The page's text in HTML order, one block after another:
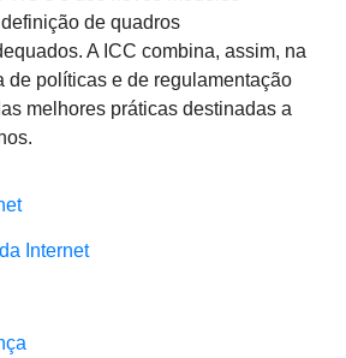
de quadros
A ICC combina, assim, na
de políticas e de regulamentação
melhores práticas destinadas a
Internet